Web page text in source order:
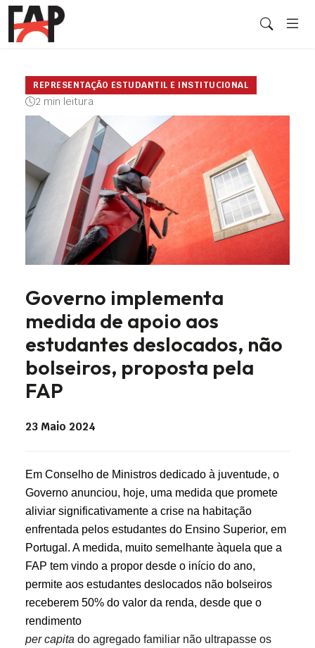
REPRESENTAÇÃO ESTUDANTIL E INSTITUCIONAL
2 min leitura
Governo implementa
medida de apoio aos
estudantes deslocados, não
bolseiros, proposta pela
FAP
23 Maio 2024
Em Conselho de Ministros dedicado à juventude, o
Governo anunciou, hoje, uma medida que promete
aliviar significativamente a crise na habitação
enfrentada pelos estudantes do Ensino Superior, em
Portugal. A medida, muito semelhante àquela que a
FAP tem vindo a propor desde o início do ano,
permite aos estudantes deslocados não bolseiros
receberem 50% do valor da renda, desde que o
rendimento
per capita do agregado familiar não ultrapasse os